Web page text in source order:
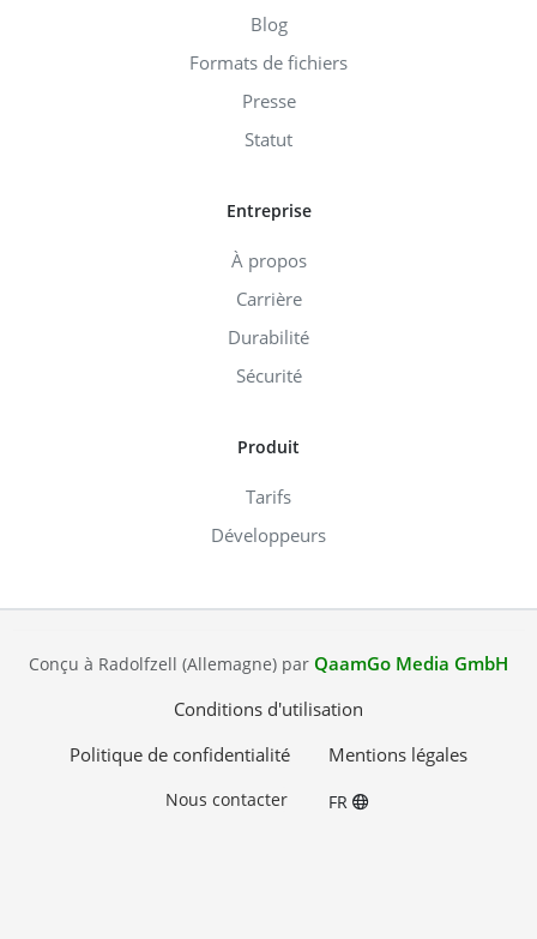
Blog
Formats de fichiers
Presse
Statut
Entreprise
À propos
Carrière
Durabilité
Sécurité
Produit
Tarifs
Développeurs
Conçu à Radolfzell (Allemagne) par QaamGo Media GmbH
Conditions d'utilisation
Politique de confidentialité
Mentions légales
Nous contacter FR